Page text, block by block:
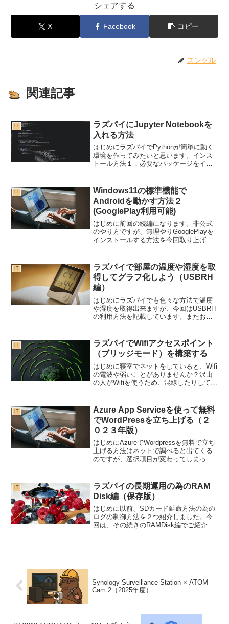
シェアする
X Facebook コピー
スングル
関連記事
IT
ラズパイにJupyter Notebookを
入れる方法
はじめにラズパイでPythonが簡単に動く
環境を作ってみたいと思います。インス
トール方法１．必要なパッケージをイン
IT
Windows11の標準機能で
Androidを動かす方法２
(GooglePlay利用可能)
はじめに前回の続編になります。非公式
のやり方ですが、無理やりGooglePlayを
インストールする方法を今回取り上げた
ね。欠点は、自動で「Windows An...
IT
ラズパイで部屋の温度や湿度を取
得してグラフ化しよう（USBRH
編）
はじめにラズパイでも色々な方法で温度
や湿度を取得出来ますが、今回はUSBRH
の利用方法を記載しています。またおま
これです。準備作業１．コンパイル出来
るように必要パ...
IT
ラズパイでWifiアクセスポイント
（ブリッジモード）を構築する
はじめに寝室でネットをしていると、Wifi
の電波や弱いことがありませんか？沢山
の人がWifiを使うため、混線したりして、
う時に、余っているラズパイがあれば、
サクッとアク...
IT
Azure App Serviceを使って無料
でWordPressを立ち上げる（２
０２３年版）
はじめにAzureでWordpressを無料で立ち
上げる方法はネットで調べると出てくる
のですが、選択項目が変わってしまっ
では作れなくなっています。今回は、
そ...
IT
ラズパイの長期運用の為のRAM
Disk編（保存版）
はじめに以前、SDカード延命方法の為の
ログの制御方法を２つ紹介しました。今
回は、その続きのRAMDisk編でご紹介し
Synology Surveillance Station × ATOM
Cam 2（2025年度）